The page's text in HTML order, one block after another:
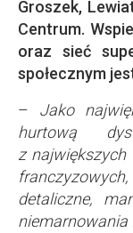
Groszek,
Centrum.
oraz sieć
społecznym
– Jako
hurtową
z
detaliczne,
niemarnowania